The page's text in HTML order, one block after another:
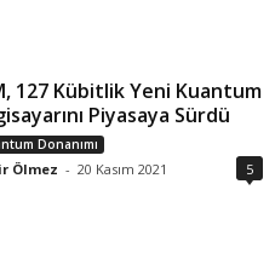
127 Kübitlik Yeni Kuantum
Piyasaya Sürdü
Donanımı
Ölmez - 20 Kasım 2021 5